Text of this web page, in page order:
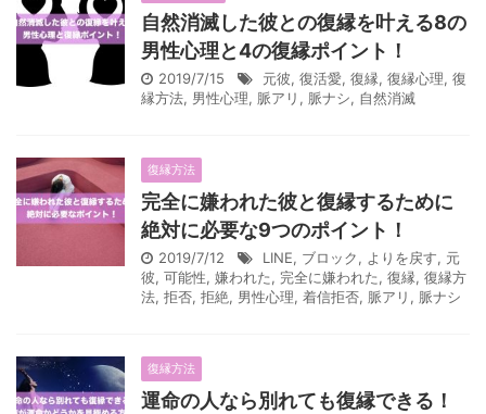
自然消滅した彼との復縁を叶える8の
男性心理と4の復縁ポイント！
2019/7/15 元彼, 復活愛, 復縁, 復縁心理, 復
縁方法, 男性心理, 脈アリ , 脈ナシ, 自然消滅
復縁方法
完全に嫌われた彼と復縁するために
絶対に必要な9つのポイント！
2019/7/12 LINE, ブロック, よりを戻す, 元
彼, 可能性, 嫌われた, 完全に嫌われた, 復縁, 復縁方
法, 拒否, 拒絶, 男性心理, 着信拒否, 脈アリ , 脈ナシ
復縁方法
運命の人なら別れても復縁できる！